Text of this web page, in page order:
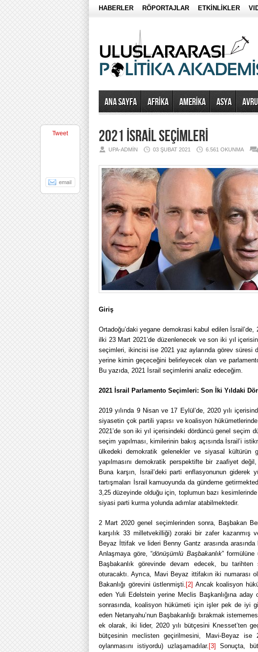
HABERLER RÖPORTAJLAR ETKİNLİKLER
Ana Sayfa AFRİKA AMERİKA ASYA
2021 İSRAİL SEÇİMLERİ
UPA-ADMIN 03 ŞUBAT 2021 6.561 OKUNMA
Giriş
Ortadoğu’daki yegane demokrasi kabul edilen
ilki 23 Mart 2021’de düzenlenecek ve son iki yıl
seçimleri, ikincisi ise 2021 yaz aylarında görev süresi
yerine kimin geçeceğini belirleyecek olan ve
Bu yazıda, 2021 İsrail seçimlerini analiz edeceğim.
2021 İsrail Parlamento Seçimleri: Son İki Yıldaki
2019 yılında 9 Nisan ve 17 Eylül’de, 2020 yılı
siyasetin çok partili yapısı ve koalisyon
2021’de son iki yıl içerisindeki dördüncü genel seçim
seçim yapılması, kimilerinin bakış açısında İsrail’i
ülkedeki demokratik gelenekler ve siyasal kültürün
yapılmasını demokratik perspektifte bir zaafiyet
Buna karşın, İsrail’deki parti enflasyonunun
tartışmaları İsrail kamuoyunda da gündeme
3,25 düzeyinde olduğu için, toplumun bazı
siyasi parti kurma yolunda adımlar atabilmektedir.
2 Mart 2020 genel seçimlerinden sonra, Başbakan
karşılık 33 milletvekilliği) zoraki bir zafer kazanmış
Beyaz İttifak ve lideri Benny Gantz arasında
Anlaşmaya göre, “dönüşümlü Başbakanlık”
Başbakanlık görevinde devam edecek, bu
oturacaktı. Ayrıca, Mavi Beyaz ittifakın iki numarası
Bakanlığı görevini üstlenmişti. [2] Ancak koalisyon
eden Yuli Edelstein yerine Meclis Başkanlığına
sonrasında, koalisyon hükümeti için işler pek de iyi
eden Netanyahu’nun Başbakanlığı bırakmak
ek olarak, iki lider, 2020 yılı bütçesini Knesset’ten
bütçesinin meclisten geçirilmesini, Mavi-Beyaz
oylanmasını istiyordu) uzlaşamadılar. [3]
Sonuçta,
Tweet